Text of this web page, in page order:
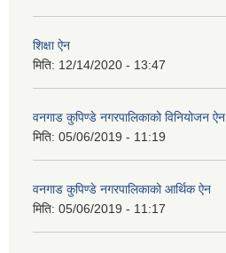
शिक्षा ऐन
मिति: 12/14/2020 - 13:47
वनगाड कुपिण्डे नगरपालिकाको विनियोजन ऐन
मिति: 05/06/2019 - 11:19
वनगाड कुपिण्डे नगरपालिकाको आर्थिक ऐन
मिति: 05/06/2019 - 11:17